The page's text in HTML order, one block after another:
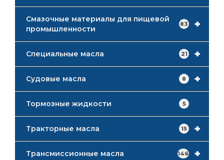
+
Смазочные материалы для пищевой
промышленности
83
+
Специальные масла 21
+
Судовые масла 8
Тормозные жидкости 5
+
Тракторные масла 15
+
Трансмиссионные масла 146